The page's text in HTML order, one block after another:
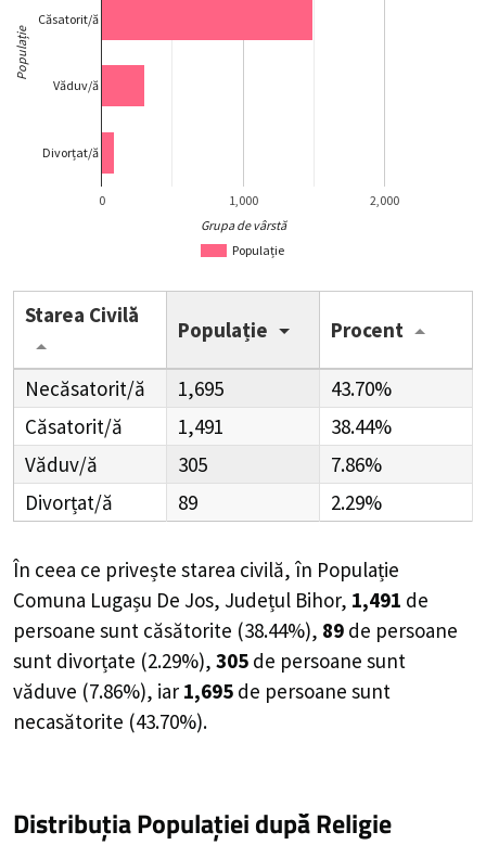
Populație
0 1,000 2,000
Căsatorit/ă
Văduv/ă
Divorțat/ă
Grupa de vârstă
Populație
Starea Civilă
Populație Procent
Necăsatorit/ă 1,695
43.70%
Căsatorit/ă
1,491
38.44%
Văduv/ă
305
7.86%
Divorțat/ă
89 2.29%
În ceea ce privește starea civilă, în Populație
Comuna Lugașu De Jos, Județul Bihor, 1,491 de
persoane sunt căsătorite (38.44%), 89 de persoane
sunt divorțate (2.29%), 305 de persoane sunt
văduve (7.86%), iar 1,695 de persoane sunt
necasătorite (43.70%).
Distribuția Populațieidupă Religie